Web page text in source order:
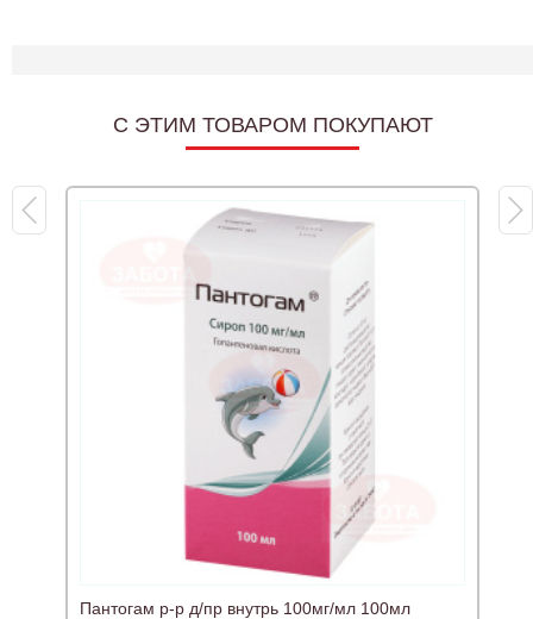
C ЭТИМ ТОВАРОМ ПОКУПАЮТ
Пантогам р-р д/пр внутрь 100мг/мл 100мл